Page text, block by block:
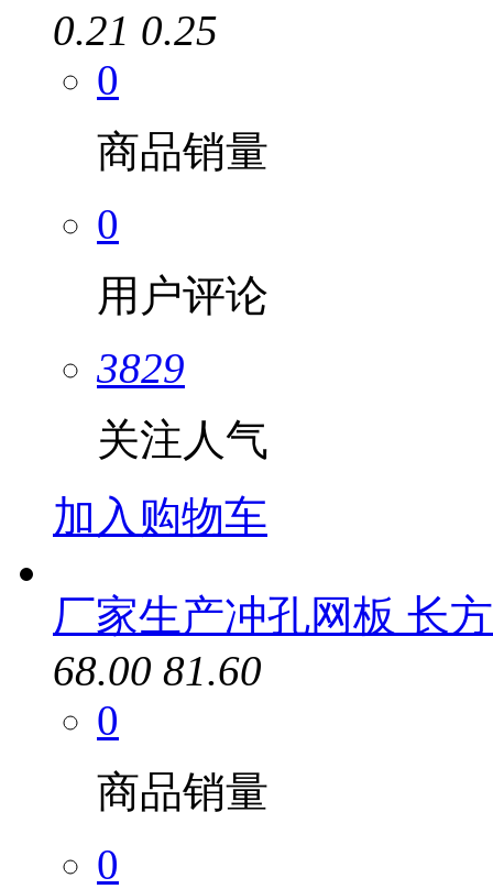
0.21 0.25
0
商品销量
0
用户评论
3829
关注人气
加入购物车
厂家生产冲孔网板 长
68.00 81.60
0
商品销量
0